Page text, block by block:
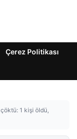
Çerez Politikası
çöktü: 1 kişi öldü,